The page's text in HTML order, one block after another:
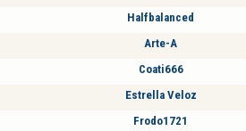
Halfbalanced
Arte-A
Coati666
Estrella Veloz
Frodo1721